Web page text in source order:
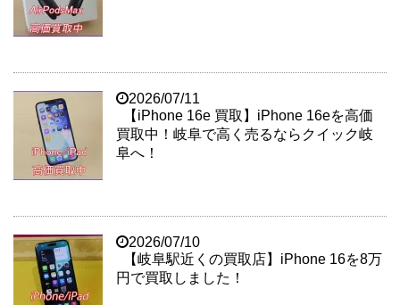
2026/07/11
【iPhone 16e 買取】iPhone 16eを高価
買取中！岐阜で高く売るならクイック岐
阜へ！
2026/07/10
【岐阜駅近くの買取店】iPhone 16を8万
円で買取しました！